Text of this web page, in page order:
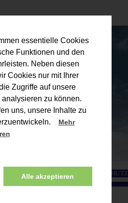
essentielle Cookies
Funktionen und den
Neben diesen
Cookies nur mit Ihrer
Zugriffe auf unsere
zu können.
uns, unsere Inhalte zu
Mehr
Alle akzeptieren
IMPRESSUM / DATENSCHUTZ